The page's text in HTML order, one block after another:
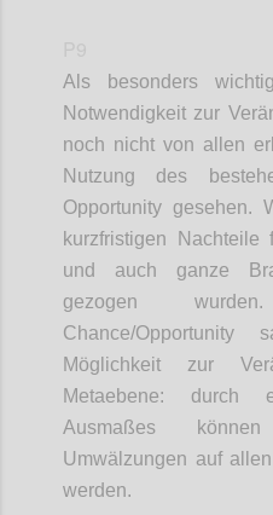
Als besonders
Notwendigkeit zur
noch nicht von allen
Nutzung des
Opportunity gesehen.
kurzfristigen Nachteile
und auch ganze
gezogen wurden.
Chance/Opportunity
Möglichkeit zur
Metaebene: durch
Ausmaßes
Umwälzungen auf
werden.